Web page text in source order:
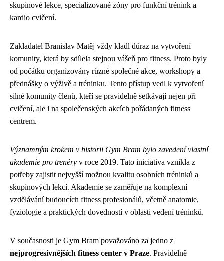
skupinové lekce, specializované zóny pro funkční trénink a
kardio cvičení.
Zakladatel Branislav Matěj vždy kladl důraz na vytvoření
komunity, která by sdílela stejnou vášeň pro fitness. Proto byly
od počátku organizovány různé společné akce, workshopy a
přednášky o výživě a tréninku. Tento přístup vedl k vytvoření
silné komunity členů, kteří se pravidelně setkávají nejen při
cvičení, ale i na společenských akcích pořádaných fitness
centrem.
Významným krokem v historii Gym Bram bylo zavedení vlastní
akademie pro trenéry v roce 2019. Tato iniciativa vznikla z
potřeby zajistit nejvyšší možnou kvalitu osobních tréninků a
skupinových lekcí. Akademie se zaměřuje na komplexní
vzdělávání budoucích fitness profesionálů, včetně anatomie,
fyziologie a praktických dovedností v oblasti vedení tréninků.
V současnosti je Gym Bram považováno za jedno z
nejprogresivnějších fitness center v Praze. Pravidelně